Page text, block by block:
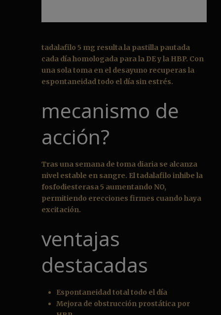
tadalafilo 5 mg resulta la pastilla pautada
cada día homologada para la DE y la HBP. Con
una sola toma en el desayuno recuperas la
espontaneidad todo el día sin estrés.
mecanismo de
acción?
Tras una semana de toma diaria se alcanza
nivel estable en sangre. El tadalafilo inhibe la
fosfodiesterasa 5 aumentando NO,
permitiendo erecciones firmes cuando haya
excitación.
ventajas
destacadas
Espontaneidad total todo el día
Mejora de obstrucción prostática por